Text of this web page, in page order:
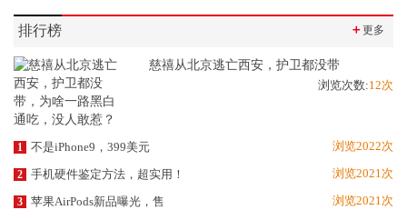
排行榜 ＋更多
慈禧从北京逃亡西安，护卫都没带
浏览次数:12次
1 不是iPhone9，399美元 浏览2022次
2 手机硬件鉴定方法，超实用！ 浏览2021次
3 苹果AirPods新品曝光，售 浏览2021次